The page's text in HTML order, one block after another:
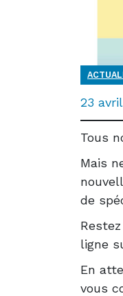
23
Tous
Mais
de
ligne
En
vous